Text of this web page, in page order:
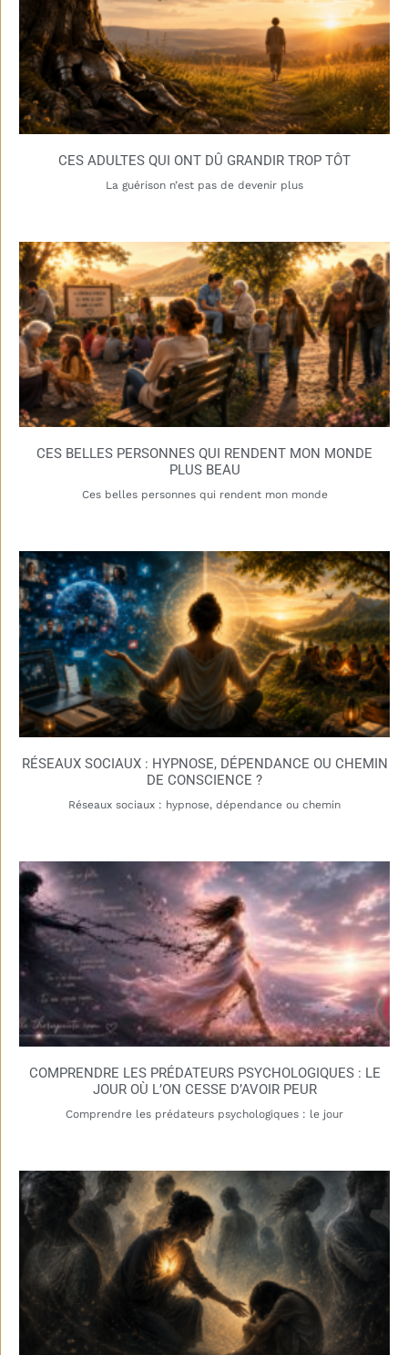
CES ADULTES QUI ONT DÛ GRANDIR TROP TÔT
La guérison n’est pas de devenir plus
CES BELLES PERSONNES QUI RENDENT MON MONDE
PLUS BEAU
Ces belles personnes qui rendent mon monde
RÉSEAUX SOCIAUX : HYPNOSE, DÉPENDANCE OU CHEMIN
DE CONSCIENCE ?
Réseaux sociaux : hypnose, dépendance ou chemin
COMPRENDRE LES PRÉDATEURS PSYCHOLOGIQUES : LE
JOUR OÙ L’ON CESSE D’AVOIR PEUR
Comprendre les prédateurs psychologiques : le jour